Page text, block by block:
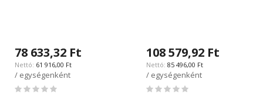
78 633,32 Ft
61 916,00 Ft
/ egységenként
Rating:
108 579,92 Ft
85 496,00 Ft
/ egységenként
Rating: